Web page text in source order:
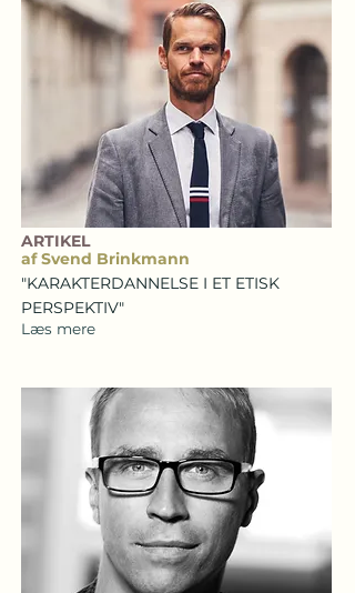
ARTIKEL
af Svend Brinkmann
"KARAKTERDANNELSE I ET ETISK
PERSPEKTIV"
Læs mere